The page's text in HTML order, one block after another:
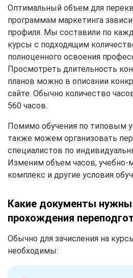
Оптимальный объем для
программам маркетинга
профиля. Мы составили по
курсы с подходящим
полноценного освоения
Просмотреть длительность
планов можно в описании
сайте. Обычно количество
560 часов.
Помимо обучения по типовым
также можем организовать
специалистов по
Изменим объем часов, учебно-
комплекс и другие условия
Какие документы
прохождения
Обычно для зачисления на
необходимы: